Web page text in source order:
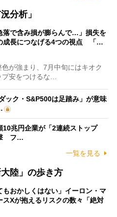
分析」
落で含み損が膨らんで…」損失を
成長につなげる4つの視点 「…
が強まり、7月中旬にはキオク
プ安をつけるな…
ック・S&P500は足踏み」が意味
10兆円企業が「2連続ストップ
撃 フ…
一覧を見る
陸」の歩き方
もおかしくはない」イーロン・マ
スXが抱えるリスクの数々「絶対